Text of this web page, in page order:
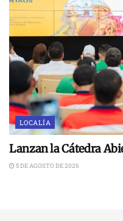
LOCALÍA
Lanzan la Cátedra
5 DE AGOSTO DE 2026